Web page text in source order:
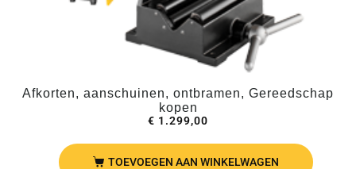
Afkorten, aanschuinen, ontbramen, Gereedschap
kopen
€ 1.299,00
TOEVOEGEN AAN WINKELWAGEN